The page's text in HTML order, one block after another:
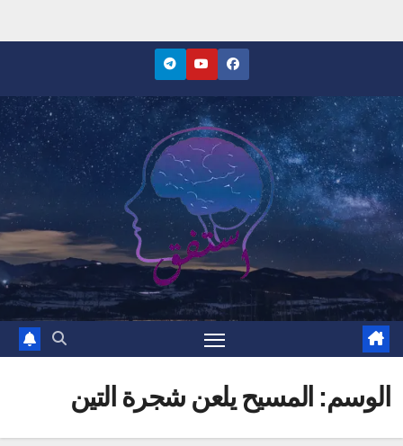
content
موقع استفق
الوسم: المسيح يلعن شجرة التين